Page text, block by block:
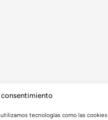
tecnologías como las cookies